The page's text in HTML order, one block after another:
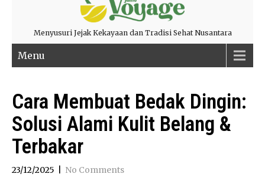
Menyusuri Jejak Kekayaan dan Tradisi Sehat Nusantara
Menu
Cara Membuat Bedak Dingin:
Solusi Alami Kulit Belang &
Terbakar
23/12/2025 No Comments